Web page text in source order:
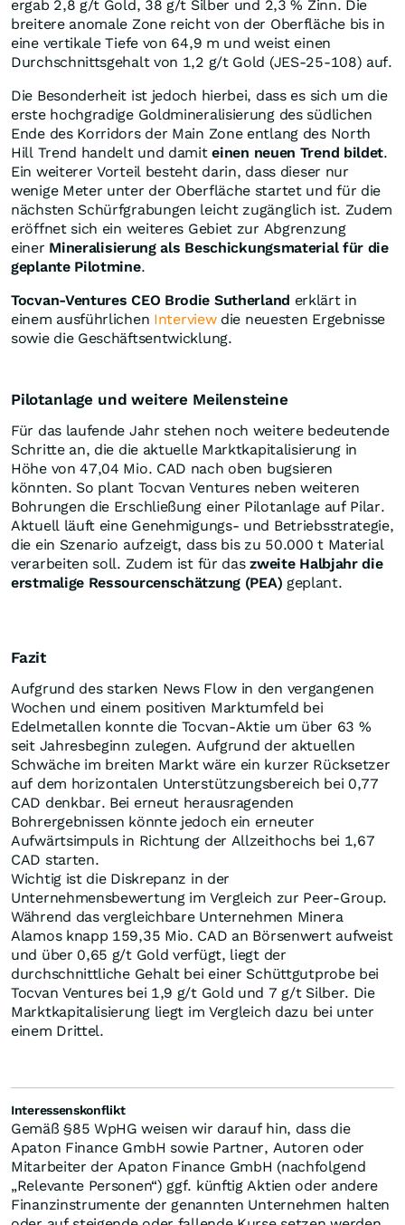
ergab 2,8 g/t Gold, 38 g/t Silber und 2,3 % Zinn. Die
breitere anomale Zone reicht von der Oberfläche bis in
eine vertikale Tiefe von 64,9 m und weist einen
Durchschnittsgehalt von 1,2 g/t Gold (JES-25-108) auf.
Die Besonderheit ist jedoch hierbei, dass es sich um die
erste hochgradige Goldmineralisierung des südlichen
Ende des Korridors der Main Zone entlang des North
Hill Trend handelt und damiteinen neuen Trend bildet.
Ein weiterer Vorteil besteht darin, dass dieser nur
wenige Meter unter der Oberfläche startet und für die
nächsten Schürfgrabungen leicht zugänglich ist. Zudem
eröffnet sich ein weiteres Gebiet zur Abgrenzung
einer Mineralisierung als Beschickungsmaterial für die
geplante Pilotmine.
Tocvan-Ventures CEO Brodie Sutherland erklärt in
einem ausführlichen Interviewdie neuesten Ergebnisse
sowie die Geschäftsentwicklung.
Pilotanlage und weitere Meilensteine
Für das laufende Jahr stehen noch weitere bedeutende
Schritte an, die die aktuelle Marktkapitalisierung in
Höhe von 47,04 Mio. CAD nach oben bugsieren
könnten. So plant Tocvan Ventures neben weiteren
Bohrungen die Erschließung einer Pilotanlage auf Pilar.
Aktuell läuft eine Genehmigungs- und Betriebsstrategie,
die ein Szenario aufzeigt, dass bis zu 50.000 t Material
verarbeiten soll. Zudem ist für daszweite Halbjahr die
erstmalige Ressourcenschätzung (PEA) geplant.
Fazit
Aufgrund des starken News Flow in den vergangenen
Wochen und einem positiven Marktumfeld bei
Edelmetallen konnte die Tocvan-Aktie um über 63 %
seit Jahresbeginn zulegen. Aufgrund der aktuellen
Schwäche im breiten Markt wäre ein kurzer Rücksetzer
auf dem horizontalen Unterstützungsbereich bei 0,77
CAD denkbar. Bei erneut herausragenden
Bohrergebnissen könnte jedoch ein erneuter
Aufwärtsimpuls in Richtung der Allzeithochs bei 1,67
CAD starten.
Wichtig ist die Diskrepanz in der
Unternehmensbewertung im Vergleich zur Peer-Group.
Während das vergleichbare Unternehmen Minera
Alamos knapp 159,35 Mio. CAD an Börsenwert aufweist
und über 0,65 g/t Gold verfügt, liegt der
durchschnittliche Gehalt bei einer Schüttgutprobe bei
Tocvan Ventures bei 1,9 g/t Gold und 7 g/t Silber. Die
Marktkapitalisierung liegt im Vergleich dazu bei unter
einem Drittel.
Interessenskonflikt
Gemäß §85 WpHG weisen wir darauf hin, dass die
Apaton Finance GmbH sowie Partner, Autoren oder
Mitarbeiter der Apaton Finance GmbH (nachfolgend
„Relevante Personen“) ggf. künftig Aktien oder andere
Finanzinstrumente der genannten Unternehmen halten